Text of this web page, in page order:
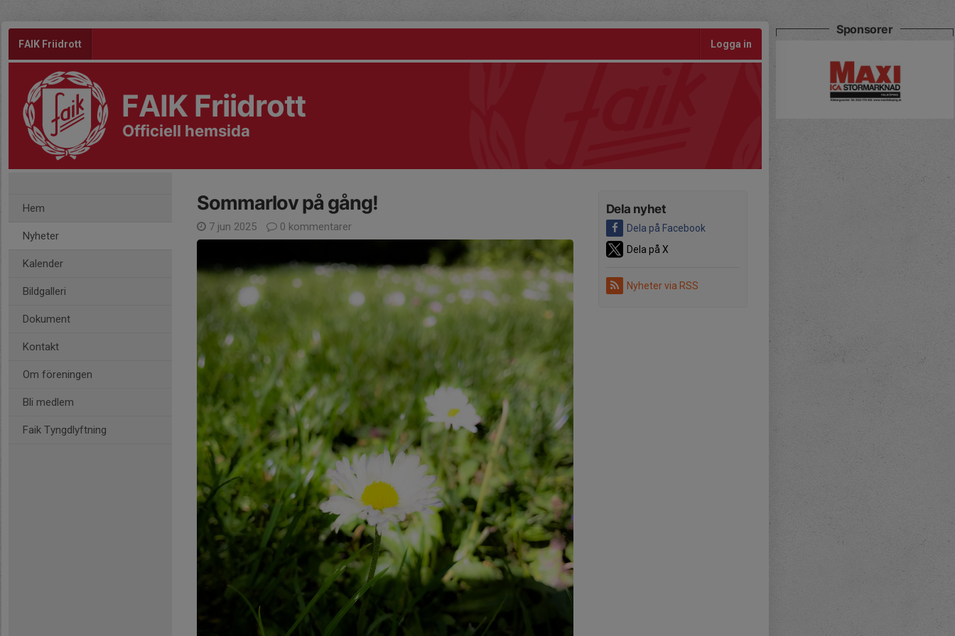
FAIK Friidrott Logga in
FAIK Friidrott
Officiell hemsida
Hem
Nyheter
Kalender
Bildgalleri
Dokument
Kontakt
Om föreningen
Bli medlem
Faik Tyngdlyftning
Dela nyhet
Dela på Facebook
Dela på X
Nyheter via RSS
Sommarlov på gång!
7 jun 2025 0 kommentarer
Sponsorer